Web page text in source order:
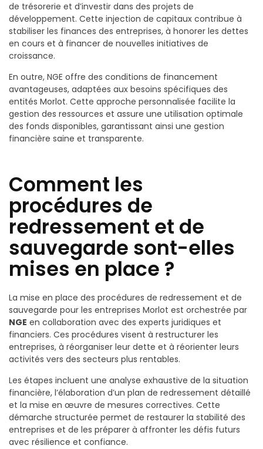
de trésorerie et d’investir dans des projets de
développement. Cette injection de capitaux contribue à
stabiliser les finances des entreprises, à honorer les dettes
en cours et à financer de nouvelles initiatives de
croissance.
En outre, NGE offre des conditions de financement
avantageuses, adaptées aux besoins spécifiques des
entités Morlot. Cette approche personnalisée facilite la
gestion des ressources et assure une utilisation optimale
des fonds disponibles, garantissant ainsi une gestion
financière saine et transparente.
Comment les
procédures de
redressement et de
sauvegarde sont-elles
mises en place ?
La mise en place des procédures de redressement et de
sauvegarde pour les entreprises Morlot est orchestrée par
NGE en collaboration avec des experts juridiques et
financiers. Ces procédures visent à restructurer les
entreprises, à réorganiser leur dette et à réorienter leurs
activités vers des secteurs plus rentables.
Les étapes incluent une analyse exhaustive de la situation
financière, l’élaboration d’un plan de redressement détaillé
et la mise en œuvre de mesures correctives. Cette
démarche structurée permet de restaurer la stabilité des
entreprises et de les préparer à affronter les défis futurs
avec résilience et confiance.